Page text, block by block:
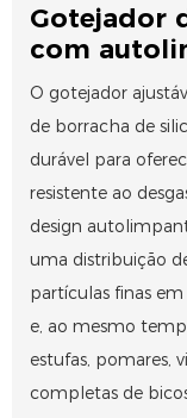
Gotejador
com
O gotejador
de borracha de
durável para
resistente ao
design
uma distribuição
partículas finas
e, ao mesmo
estufas, pomares,
completas de